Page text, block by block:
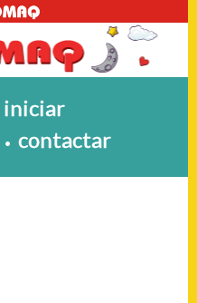
iniciar
• contactar